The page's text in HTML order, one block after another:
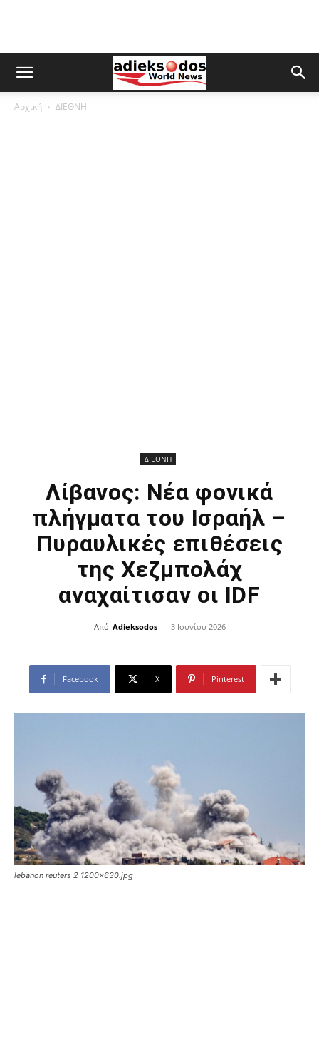
Αρχική ΔΙΕΘΝΗ
ΔΙΕΘΝΗ
Λίβανος: Νέα φονικά
πλήγματα του Ισραήλ –
Πυραυλικές επιθέσεις
της Χεζμπολάχ
αναχαίτισαν οι IDF
Από Adieksodos - 3 Ιουνίου 2026
Facebook X Pinterest
lebanon reuters 2 1200x630.jpg